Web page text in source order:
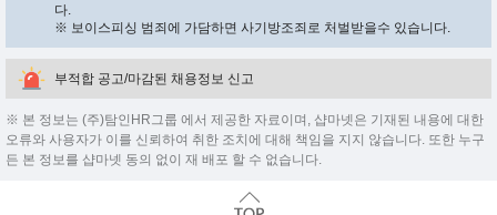
다.
※ 보이스피싱 범죄에 가담하면 사기방조죄로 처벌받을수 있습니다.
부적합 공고/마감된 채용정보 신고
※ 본 정보는 (주)탐인HR그룹 에서 제공한 자료이며, 샵마넷은 기재된 내용에 대한
오류와 사용자가 이를 신뢰하여 취한 조치에 대해 책임을 지지 않습니다. 또한 누구
든 본 정보를 샵마넷 동의 없이 재 배포 할 수 없습니다.